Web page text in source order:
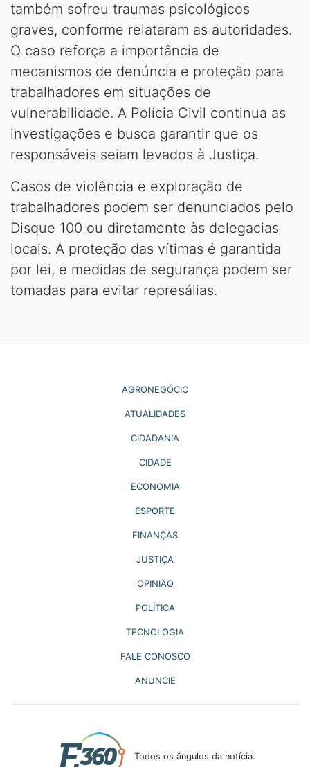
também sofreu traumas psicológicos
graves, conforme relataram as autoridades.
O caso reforça a importância de
mecanismos de denúncia e proteção para
trabalhadores em situações de
vulnerabilidade. A Polícia Civil continua as
investigações e busca garantir que os
responsáveis seiam levados à Justiça.
Casos de violência e exploração de
trabalhadores podem ser denunciados pelo
Disque 100 ou diretamente às delegacias
locais. A proteção das vítimas é garantida
por lei, e medidas de segurança podem ser
tomadas para evitar represálias.
AGRONEGÓCIO
ATUALIDADES
CIDADANIA
CIDADE
ECONOMIA
ESPORTE
FINANÇAS
JUSTIÇA
OPINIÃO
POLÍTICA
TECNOLOGIA
FALE CONOSCO
ANUNCIE
Todos os ângulos da notícia.